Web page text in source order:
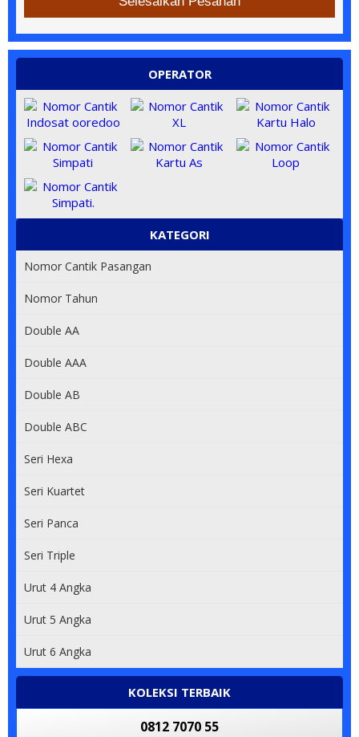
OPERATOR
KATEGORI
Nomor Cantik Pasangan
Nomor Tahun
Double AA
Double AAA
Double AB
Double ABC
Seri Hexa
Seri Kuartet
Seri Panca
Seri Triple
Urut 4 Angka
Urut 5 Angka
Urut 6 Angka
KOLEKSI TERBAIK
0812 2882 2882
0812 7070 55